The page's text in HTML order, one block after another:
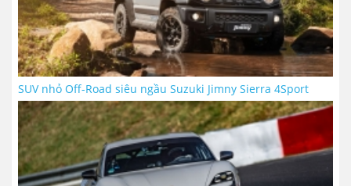
SUV nhỏ Off-Road siêu ngầu Suzuki Jimny Sierra 4Sport